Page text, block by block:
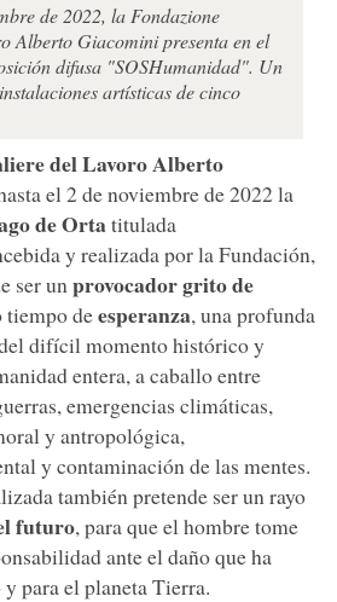
de 2022, la Fondazione
Alberto Giacomini presenta en el
difusa "SOSHumanidad". Un
artísticas de cinco
del Lavoro Alberto
el 2 de noviembre de 2022 la
de Ortatitulada
y realizada por la Fundación,
ser un provocador grito de
deesperanza, una profunda
difícil momento histórico y
entera, a caballo entre
emergencias climáticas,
y antropológica,
y contaminación de las mentes.
también pretende ser un rayo
futuro, para que el hombre tome
ante el daño que ha
para el planeta Tierra.